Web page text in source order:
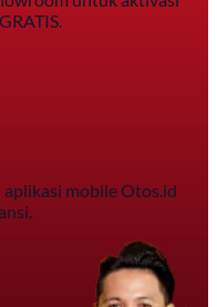
mobile Otos.id